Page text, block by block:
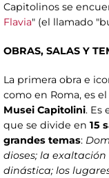
Capitolinos se
Flavia" (el llamado
OBRAS, SALAS Y
La primera obra e
como en Roma, es el
Musei Capitolini. Es
que se divide en 15
grandes temas:
dioses; la
dinástica; los